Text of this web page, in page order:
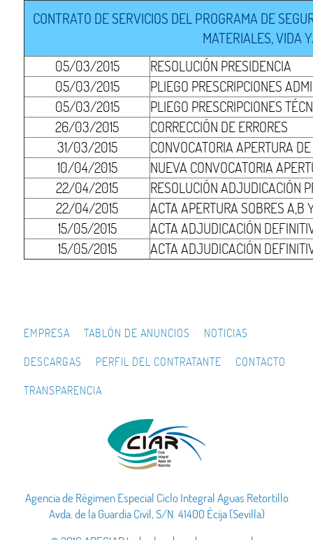
CONTRATO DE SERVICIOS DEL PROGRAMA DE
MATERIALES, VIDA
05/03/2015
RESOLUCIÓN PRESIDENCIA
05/03/2015
PLIEGO PRESCRIPCIONES
05/03/2015
PLIEGO PRESCRIPCIONES
26/03/2015
CORRECCIÓN DE ERRORES
31/03/2015
CONVOCATORIA APERTURA
10/04/2015
NUEVA CONVOCATORIA
22/04/2015
RESOLUCIÓN ADJUDICACIÓN
22/04/2015
ACTA APERTURA SOBRES A,B
15/05/2015
ACTA ADJUDICACIÓN
15/05/2015
ACTA ADJUDICACIÓN
EMPRESA TABLÓN DE ANUNCIOS NOTICIAS
DESCARGAS PERFIL DEL CONTRATANTE CONTACTO
TRANSPARENCIA
Agencia de Régimen Especial Ciclo Integral Aguas Retortillo
Avda. de la Guardia Civil, S/N 41400 Écija (Sevilla)